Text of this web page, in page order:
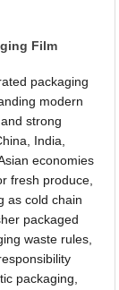
Film
packaging
modern
strong
India,
economies
fresh produce,
as cold chain
packaged
waste rules,
packaging,